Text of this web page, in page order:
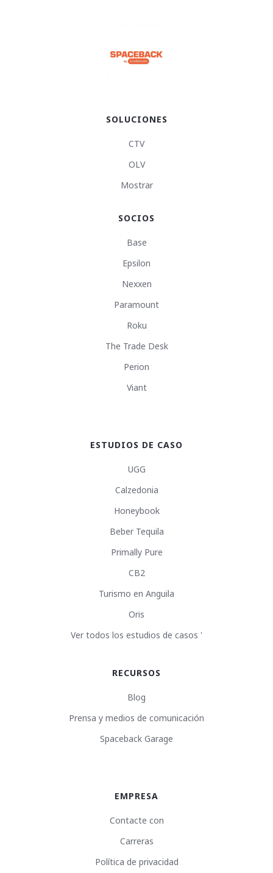
SOLUCIONES
CTV
OLV
Mostrar
SOCIOS
Base
Epsilon
Nexxen
Paramount
Roku
The Trade Desk
Perion
Viant
ESTUDIOS DE CASO
UGG
Calzedonia
Honeybook
Beber Tequila
Primally Pure
CB2
Turismo en Anguila
Oris
Ver todos los estudios de casos '
RECURSOS
Blog
Prensa y medios de comunicación
Spaceback Garage
EMPRESA
Contacte con
Carreras
Política de privacidad